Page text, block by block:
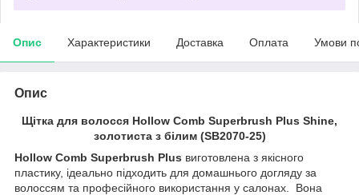
Опис Характеристики Доставка Оплата Умови
Опис
Щітка для волосся Hollow Comb Superbrush Plus Shine,
золотиста з білим (SB2070-25)
Hollow Comb Superbrush Plus виготовлена з якісного
пластику, ідеально підходить для домашнього догляду за
волоссям та професійного використання у салонах. Вона